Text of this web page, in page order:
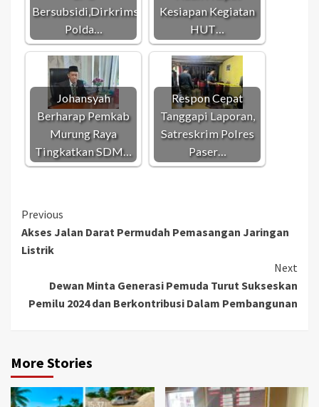
Bersubsidi,Dirkrimsus
Polda…
Kesiapan Kegiatan
HUT…
Johansyah
Berharap Pemkab
Murung Raya
Tingkatkan SDM…
Respon Cepat
Tanggapi Laporan,
Satreskrim Polres
Paser…
Continue
Reading
Previous
Akses Jalan Darat Permudah Pemasangan Jaringan
Listrik
Next
Dewan Minta Generasi Pemuda Turut Sukseskan
Pemilu 2024 dan Berkontribusi Dalam Pembangunan
More Stories